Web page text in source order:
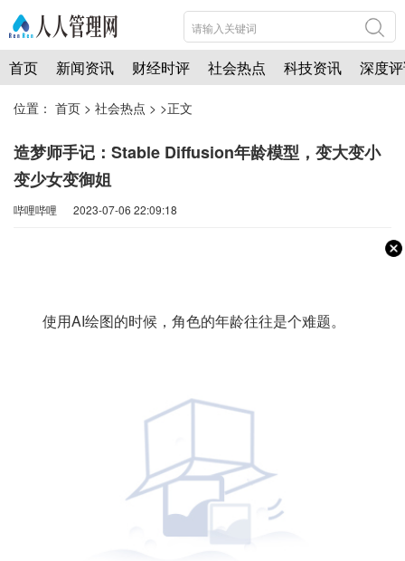
首页 新闻资讯 财经时评 社会热点 科技资讯 深度
位置： 首页 > 社会热点 > >正文
造梦师手记：Stable Diffusion年龄模型，变大变小
变少女变御姐
哔哩哔哩 2023-07-06 22:09:18
使用AI绘图的时候，角色的年龄往往是个难题。